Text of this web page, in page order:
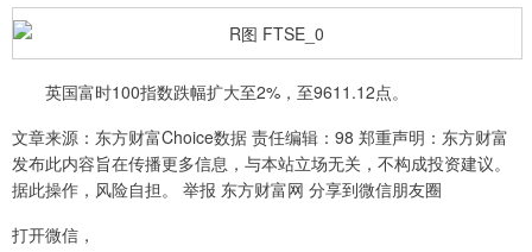
英国富时100指数跌幅扩大至2%，至9611.12点。
文章来源：东方财富Choice数据 责任编辑：98 郑重声明：东方财富
发布此内容旨在传播更多信息，与本站立场无关，不构成投资建议。
据此操作，风险自担。 举报 东方财富网 分享到微信朋友圈
打开微信，